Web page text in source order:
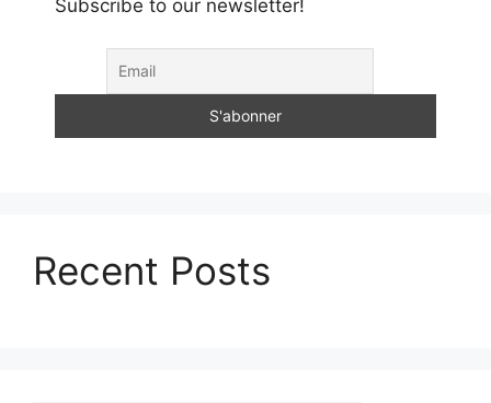
Subscribe to our newsletter!
Recent Posts